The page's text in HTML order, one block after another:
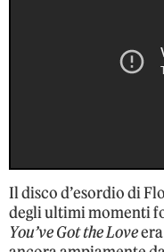
Il disco d’esordio di
degli ultimi momenti
You’ve Got the Love